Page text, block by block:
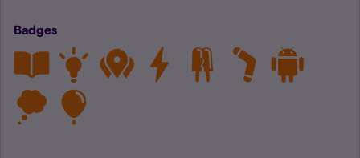
Badges